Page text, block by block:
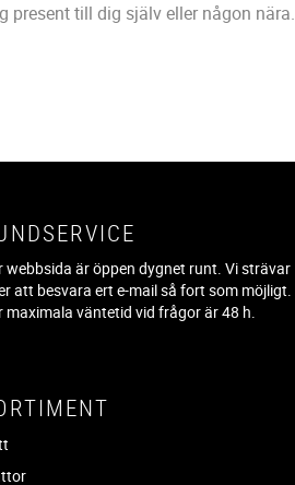
present till dig själv eller någon nära.
webbsida är öppen dygnet runt. Vi strävar
att besvara ert e-mail så fort som möjligt.
maximala väntetid vid frågor är 48 h.